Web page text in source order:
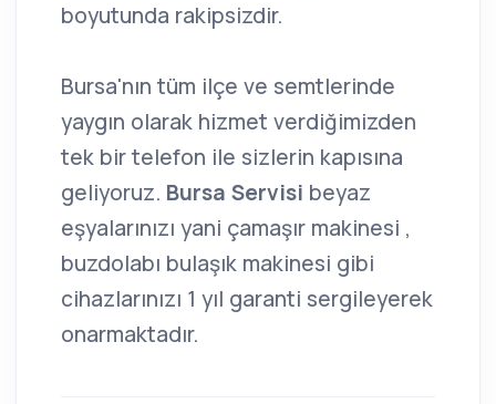
boyutunda rakipsizdir.
Bursa'nın tüm ilçe ve semtlerinde
yaygın olarak hizmet verdiğimizden
tek bir telefon ile sizlerin kapısına
geliyoruz. Bursa Servisi beyaz
eşyalarınızı yani çamaşır makinesi ,
buzdolabı bulaşık makinesi gibi
cihazlarınızı 1 yıl garanti sergileyerek
onarmaktadır.